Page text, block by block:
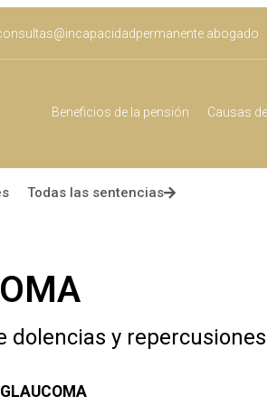
Beneficios de la pensión Causas
Todas las sentencias
dolencias y repercusiones